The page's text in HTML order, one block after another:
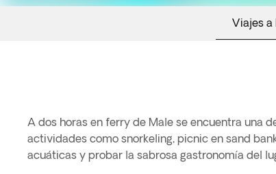
Viajes a
A dos horas en ferry de Male se encuentra una
actividades como snorkeling, picnic en sand
acuáticas y probar la sabrosa gastronomía del